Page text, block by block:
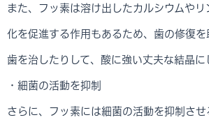
また、フッ素は溶け出したカルシウムや
化を促進する作用もあるため、歯の修復
歯を治したりして、酸に強い丈夫な結晶に
・細菌の活動を抑制
さらに、フッ素には細菌の活動を抑制させ